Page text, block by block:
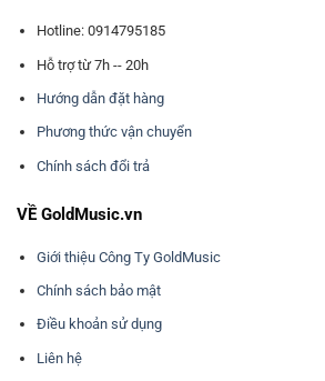
Hotline: 0914795185
Hỗ trợ từ 7h -- 20h
Hướng dẫn đặt hàng
Phương thức vận chuyển
Chính sách đổi trả
VỀ GoldMusic.vn
Giới thiệu Công Ty GoldMusic
Chính sách bảo mật
Điều khoản sử dụng
Liên hệ